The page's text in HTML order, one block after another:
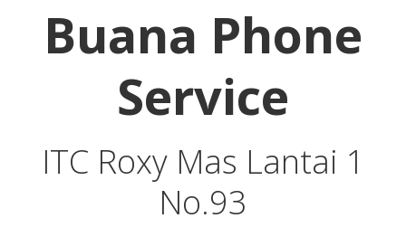
Buana Phone
Service
ITC Roxy Mas Lantai 1
No.93